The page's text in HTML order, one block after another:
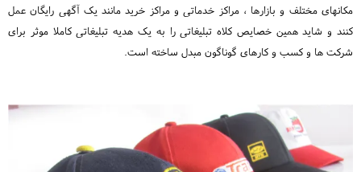
مکانهای مختلف و بازارها ، مراکز خدماتی و مراکز خرید مانند یک آگهی رایگان عمل
کنند و شاید همین خصایص کلاه تبلیغاتی را به یک هدیه تبلیغاتی کاملا موثر برای
شرکت ها و کسب و کارهای گوناگون مبدل ساخته است.